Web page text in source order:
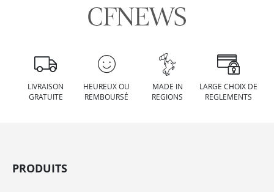
LIVRAISON
GRATUITE
HEUREUX OU
REMBOURSÉ
MADE IN
REGIONS
LARGE CHOIX DE
REGLEMENTS
PRODUITS